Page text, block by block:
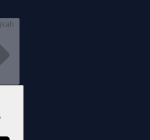
baru